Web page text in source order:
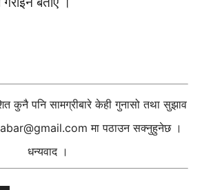
कुनै पनि सामग्रीबारे केही गुनासो तथा सुझाव
मा पठाउन सक्नुहुनेछ ।
धन्यवाद ।